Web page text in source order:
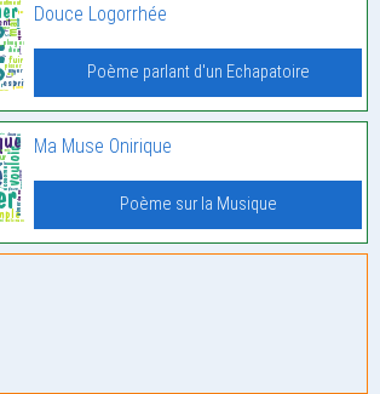
Douce Logorrhée
Poème parlant d'un Echapatoire
Ma Muse Onirique
Poème sur la Musique